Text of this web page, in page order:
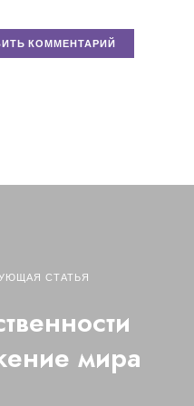
СТАТЬЯ
мира